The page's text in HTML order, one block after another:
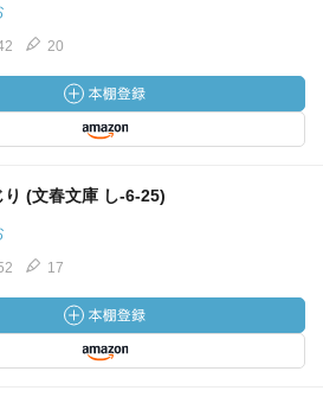
20
り (文春文庫 し-6-25)
17